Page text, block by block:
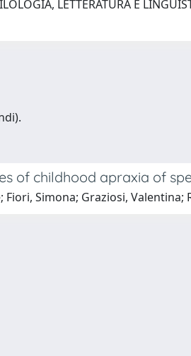
LETTERATURA E
of childhood apraxia of
Simona; Graziosi,